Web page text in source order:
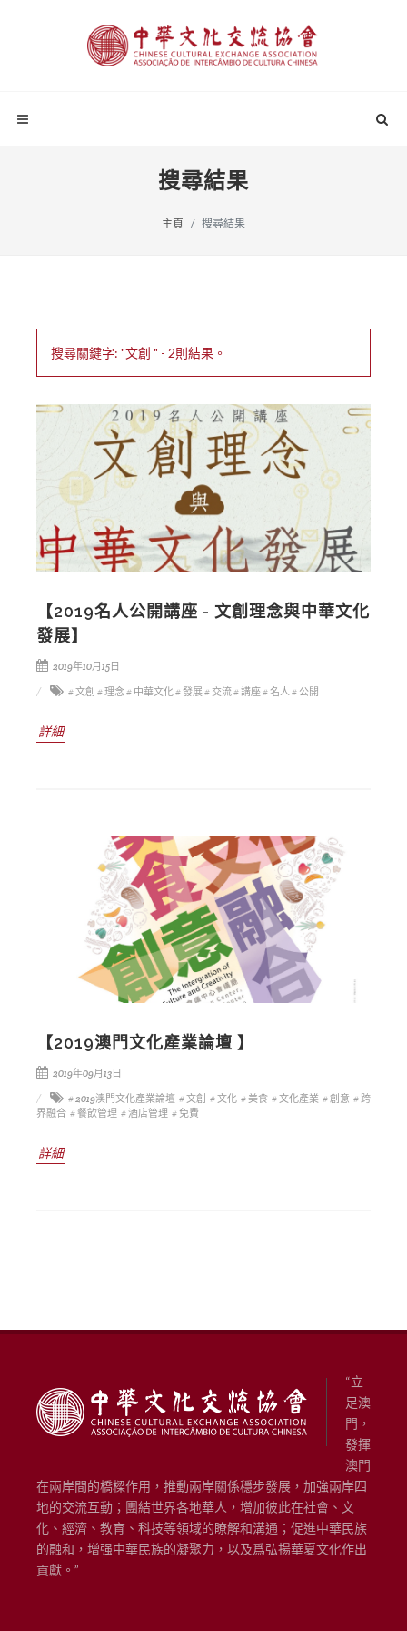
搜尋結果
主頁 搜尋結果
搜尋關鍵字: "文創 " - 2則結果。
【2019名人公開講座 - 文創理念與中華文化
發展】
2019年10月15日
# 文創 # 理念# 中華文化# 發展# 交流# 講座# 名人# 公開
詳細
【2019澳門文化產業論壇 】
2019年09月13日
# 2019澳門文化產業論壇 # 文創 # 文化 # 美食 # 文化產業 # 創意 # 跨
界融合 # 餐飲管理 # 酒店管理 # 免費
詳細
“立
足澳
門，
發揮
澳門
在兩岸間的橋樑作用，推動兩岸關係穩步發展，加強兩岸四
地的交流互動；團結世界各地華人，增加彼此在社會、文
化、經濟、教育、科技等領域的瞭解和溝通；促進中華民族
的融和，增强中華民族的凝聚力，以及爲弘揚華夏文化作出
貢獻。”